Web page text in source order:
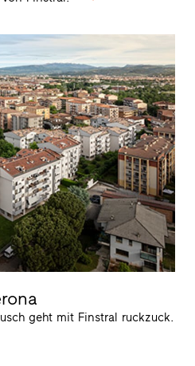
geht mit Finstral ruckzuck.